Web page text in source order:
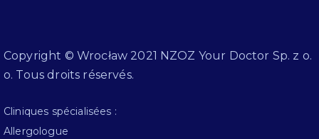
Copyright © Wrocław 2021 NZOZ Your Doctor Sp. z o.
o. Tous droits réservés.
Cliniques spécialisées :
Allergologue